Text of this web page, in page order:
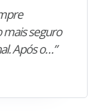
seguro
Após o…”